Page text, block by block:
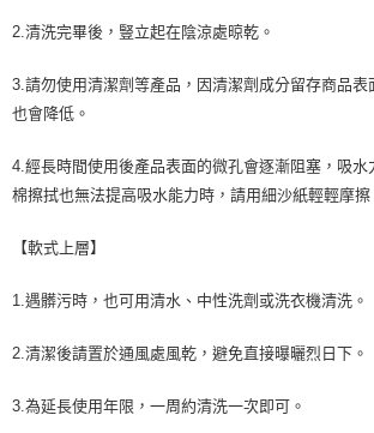
2.清洗完畢後，豎立起在陰涼處晾乾。
3.請勿使用清潔劑等產品，因清潔劑成分留存商品表
也會降低。
4.經長時間使用後產品表面的微孔會逐漸阻塞，吸
棉擦拭也無法提高吸水能力時，請用細沙紙輕輕摩擦
【軟式上層】
1.遇髒污時，也可用清水、中性洗劑或洗衣機清洗。
2.清潔後請置於通風處風乾，避免直接曝曬烈日下。
3.為延長使用年限，一周約清洗一次即可。